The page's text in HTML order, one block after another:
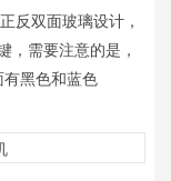
反双面玻璃设计，
，需要注意的是，
黑色和蓝色